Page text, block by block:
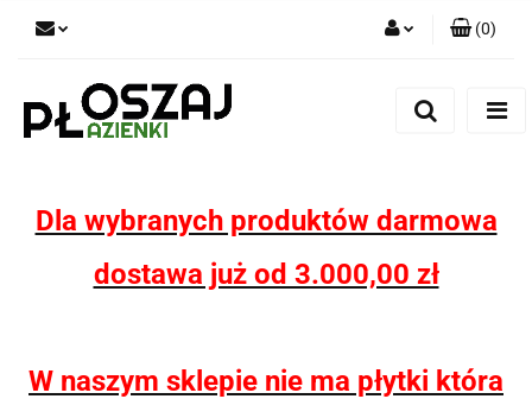
(0)
Dla wybranych produktów darmowa
dostawa już od 3.000,00 zł
W naszym sklepie nie ma płytki która